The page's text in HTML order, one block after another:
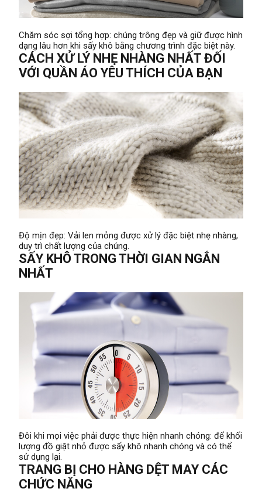
Chăm sóc sợi tổng hợp: chúng trông đẹp và giữ được hình
dạng lâu hơn khi sấy khô bằng chương trình đặc biệt này.
CÁCH XỬ LÝ NHẸ NHÀNG NHẤT ĐỐI
VỚI QUẦN ÁO YÊU THÍCH CỦA BẠN
Độ mịn đẹp: Vải len mỏng được xử lý đặc biệt nhẹ nhàng,
duy trì chất lượng của chúng.
SẤY KHÔ TRONG THỜI GIAN NGẮN
NHẤT
Đôi khi mọi việc phải được thực hiện nhanh chóng: để khối
lượng đồ giặt nhỏ được sấy khô nhanh chóng và có thể
sử dụng lại.
TRANG BỊ CHO HÀNG DỆT MAY CÁC
CHỨC NĂNG